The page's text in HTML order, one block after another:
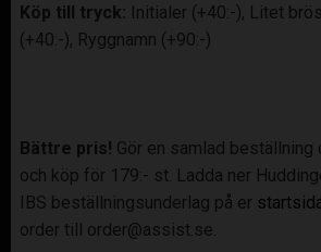
Köp till tryck: Initialer (+40:-), Litet
(+40:-), Ryggnamn (+90:-)
Bättre pris! Gör en samlad beställning
och köp för 179:- st. Ladda ner
IBS beställningsunderlag på er
order till order@assist.se.